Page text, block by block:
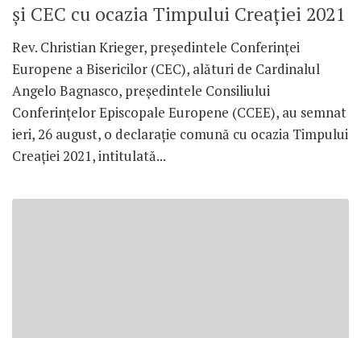
și CEC cu ocazia Timpului Creației 2021
Rev. Christian Krieger, președintele Conferinței
Europene a Bisericilor (CEC), alături de Cardinalul
Angelo Bagnasco, președintele Consiliului
Conferințelor Episcopale Europene (CCEE), au semnat
ieri, 26 august, o declarație comună cu ocazia Timpului
Creației 2021, intitulată...